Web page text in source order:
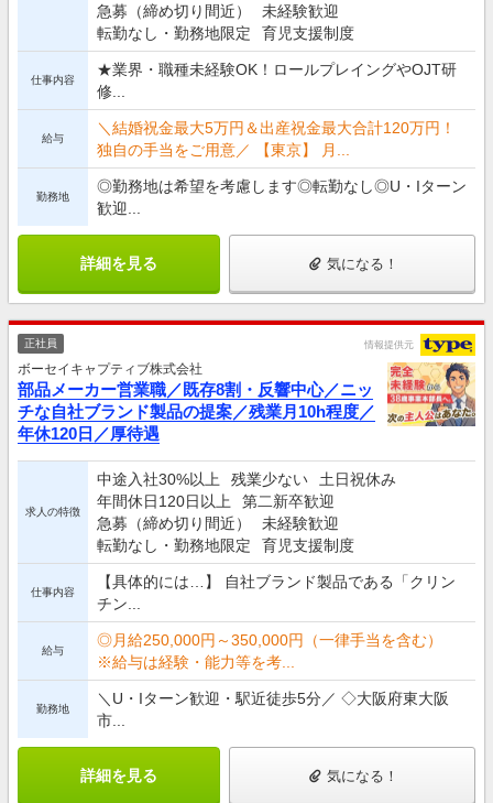
急募（締め切り間近）
未経験歓迎
転勤なし・勤務地限定
育児支援制度
仕事内容
★業界・職種未経験OK！ロールプレイングやOJT研
修...
給与
＼結婚祝金最大5万円＆出産祝金最大合計120万円！
独自の手当をご用意／ 【東京】 月...
勤務地
◎勤務地は希望を考慮します◎転勤なし◎U・Iターン
歓迎...
詳細を見る 気になる！
正社員 情報提供元
ボーセイキャプティブ株式会社
部品メーカー営業職／既存8割・反響中心／ニッ
チな自社ブランド製品の提案／残業月10h程度／
年休120日／厚待遇
求人の特徴
中途入社30%以上 残業少ない
土日祝休み
年間休日120日以上
第二新卒歓迎
急募（締め切り間近）
未経験歓迎
転勤なし・勤務地限定
育児支援制度
仕事内容
【具体的には…】 自社ブランド製品である「クリン
チン...
給与
◎月給250,000円～350,000円（一律手当を含む）
※給与は経験・能力等を考...
勤務地
＼U・Iターン歓迎・駅近徒歩5分／ ◇大阪府東大阪
市...
詳細を見る 気になる！